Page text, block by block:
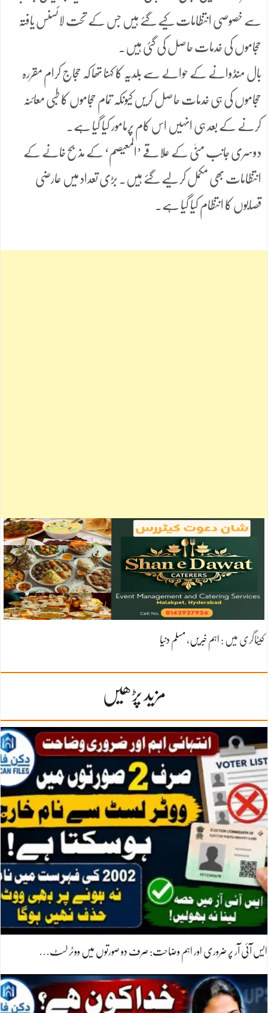
سے خصوصی انتظامات کیے گئے ہیں جس کے تحت لائسنس یافتہ
حجاموں کی خدمات حاصل کی گئی ہیں۔
بال منڈوانے کے حوالے سے بلدیہ کا کہنا تھا کہ حجاج کرام مقررہ
حجاموں کی ہی خدمات حاصل کریں کیونکہ تمام حجاموں کا طبی معائنہ
کرنے کے بعد ہی انہیں اس کام پرمامور کیا گیا ہے۔
دوسری جانب منیٰ کے علاقے ’المعیصم‘ کے مذبح خانے کے
انتظامات بھی مکمل کر لیے گئے ہیں۔ بڑی تعداد میں عارضی
قصابوں کا انتظام کیا گیا ہے۔
کیٹاگری میں : اہم خبریں ، مسلم دنیا
مزید پڑھیں
ایس آئی آر پر ضروری اور اہم وضاحت: صرف دو صورتوں میں ووٹر لسٹ…